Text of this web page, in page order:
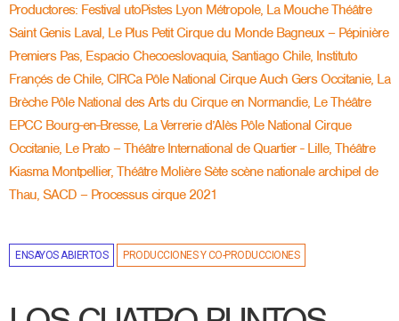
Productores: Festival utoPistes Lyon Métropole, La Mouche Théâtre
Saint Genis Laval, Le Plus Petit Cirque du Monde Bagneux – Pépinière
Premiers Pas, Espacio Checoeslovaquia, Santiago Chile, Instituto
Françés de Chile, CIRCa Pôle National Cirque Auch Gers Occitanie, La
Brèche Pôle National des Arts du Cirque en Normandie, Le Théâtre
EPCC Bourg-en-Bresse, La Verrerie d’Alès Pôle National Cirque
Occitanie, Le Prato – Théâtre International de Quartier - Lille, Théâtre
Kiasma Montpellier, Théâtre Molière Sète scène nationale archipel de
Thau, SACD – Processus cirque 2021
ENSAYOS ABIERTOS PRODUCCIONES Y CO-PRODUCCIONES